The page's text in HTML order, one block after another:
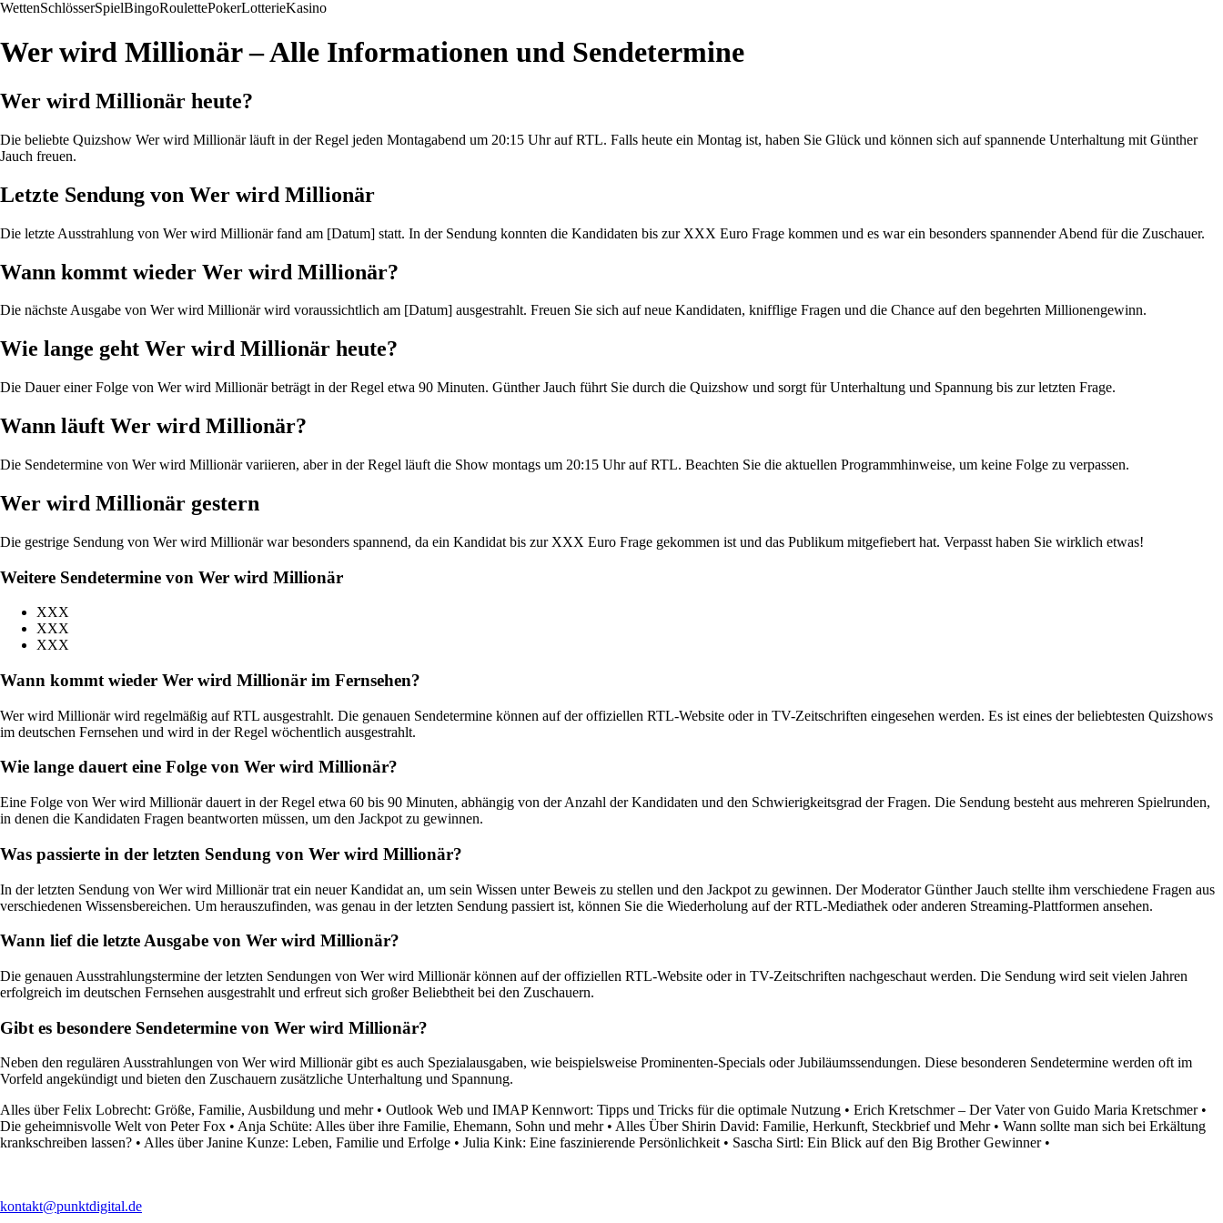
WettenSchlösserSpielBingoRoulettePokerLotterieKasino
Wer wird Millionär – Alle Informationen und Sendetermine
Wer wird Millionär heute?
Die beliebte Quizshow Wer wird Millionär läuft in der Regel jeden Montagabend um 20:15 Uhr auf RTL. Falls heute ein Montag ist, haben Sie Glück und können sich auf spannende Unterhaltung mit Günther
Jauch freuen.
Letzte Sendung von Wer wird Millionär
Die letzte Ausstrahlung von Wer wird Millionär fand am [Datum] statt. In der Sendung konnten die Kandidaten bis zur XXX Euro Frage kommen und es war ein besonders spannender Abend für die Zuschauer.
Wann kommt wieder Wer wird Millionär?
Die nächste Ausgabe von Wer wird Millionär wird voraussichtlich am [Datum] ausgestrahlt. Freuen Sie sich auf neue Kandidaten, knifflige Fragen und die Chance auf den begehrten Millionengewinn.
Wie lange geht Wer wird Millionär heute?
Die Dauer einer Folge von Wer wird Millionär beträgt in der Regel etwa 90 Minuten. Günther Jauch führt Sie durch die Quizshow und sorgt für Unterhaltung und Spannung bis zur letzten Frage.
Wann läuft Wer wird Millionär?
Die Sendetermine von Wer wird Millionär variieren, aber in der Regel läuft die Show montags um 20:15 Uhr auf RTL. Beachten Sie die aktuellen Programmhinweise, um keine Folge zu verpassen.
Wer wird Millionär gestern
Die gestrige Sendung von Wer wird Millionär war besonders spannend, da ein Kandidat bis zur XXX Euro Frage gekommen ist und das Publikum mitgefiebert hat. Verpasst haben Sie wirklich etwas!
Weitere Sendetermine von Wer wird Millionär
XXX
XXX
XXX
Wann kommt wieder Wer wird Millionär im Fernsehen?
Wer wird Millionär wird regelmäßig auf RTL ausgestrahlt. Die genauen Sendetermine können auf der offiziellen RTL-Website oder in TV-Zeitschriften eingesehen werden. Es ist eines der beliebtesten Quizshows
im deutschen Fernsehen und wird in der Regel wöchentlich ausgestrahlt.
Wie lange dauert eine Folge von Wer wird Millionär?
Eine Folge von Wer wird Millionär dauert in der Regel etwa 60 bis 90 Minuten, abhängig von der Anzahl der Kandidaten und den Schwierigkeitsgrad der Fragen. Die Sendung besteht aus mehreren Spielrunden,
in denen die Kandidaten Fragen beantworten müssen, um den Jackpot zu gewinnen.
Was passierte in der letzten Sendung von Wer wird Millionär?
In der letzten Sendung von Wer wird Millionär trat ein neuer Kandidat an, um sein Wissen unter Beweis zu stellen und den Jackpot zu gewinnen. Der Moderator Günther Jauch stellte ihm verschiedene Fragen aus
verschiedenen Wissensbereichen. Um herauszufinden, was genau in der letzten Sendung passiert ist, können Sie die Wiederholung auf der RTL-Mediathek oder anderen Streaming-Plattformen ansehen.
Wann lief die letzte Ausgabe von Wer wird Millionär?
Die genauen Ausstrahlungstermine der letzten Sendungen von Wer wird Millionär können auf der offiziellen RTL-Website oder in TV-Zeitschriften nachgeschaut werden. Die Sendung wird seit vielen Jahren
erfolgreich im deutschen Fernsehen ausgestrahlt und erfreut sich großer Beliebtheit bei den Zuschauern.
Gibt es besondere Sendetermine von Wer wird Millionär?
Neben den regulären Ausstrahlungen von Wer wird Millionär gibt es auch Spezialausgaben, wie beispielsweise Prominenten-Specials oder Jubiläumssendungen. Diese besonderen Sendetermine werden oft im
Vorfeld angekündigt und bieten den Zuschauern zusätzliche Unterhaltung und Spannung.
Alles über Felix Lobrecht: Größe, Familie, Ausbildung und mehr• Outlook Web und IMAP Kennwort: Tipps und Tricks für die optimale Nutzung • Erich Kretschmer – Der Vater von Guido Maria Kretschmer•
Die geheimnisvolle Welt von Peter Fox • Anja Schüte: Alles über ihre Familie, Ehemann, Sohn und mehr• Alles Über Shirin David: Familie, Herkunft, Steckbrief und Mehr• Wann sollte man sich bei Erkältung
krankschreiben lassen? • Alles über Janine Kunze: Leben, Familie und Erfolge • Julia Kink: Eine faszinierende Persönlichkeit• Sascha Sirtl: Ein Blick auf den Big Brother Gewinner•
kontakt@punktdigital.de